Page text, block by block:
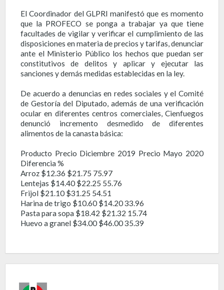
El Coordinador del GLPRI manifestó que es momento
que la PROFECO se ponga a trabajar ya que tiene
facultades de vigilar y verificar el cumplimiento de las
disposiciones en materia de precios y tarifas, denunciar
ante el Ministerio Público los hechos que puedan ser
constitutivos de delitos y aplicar y ejecutar las
sanciones y demás medidas establecidas en la ley.
De acuerdo a denuncias en redes sociales y el Comité
de Gestoría del Diputado, además de una verificación
ocular en diferentes centros comerciales, Cienfuegos
denunció incremento desmedido de diferentes
alimentos de la canasta básica:
Producto Precio Diciembre 2019 Precio Mayo 2020
Diferencia %
Arroz $12.36 $21.75 75.97
Lentejas $14.40 $22.25 55.76
Frijol $21.10 $31.25 54.51
Harina de trigo $10.60 $14.20 33.96
Pasta para sopa $18.42 $21.32 15.74
Huevo a granel $34.00 $46.00 35.39